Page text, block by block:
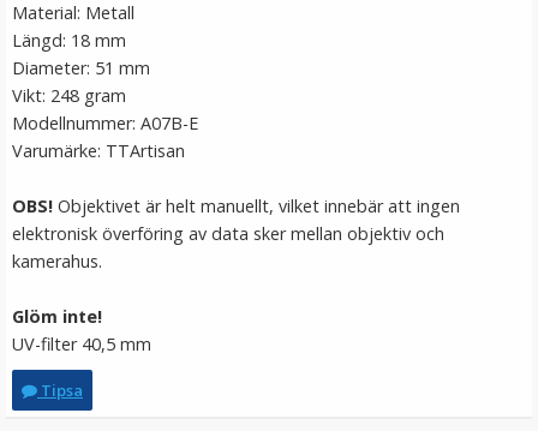
JJC Mjuk avtryckarknapp konkav Soft release button -
Material: Metall
Längd: 18 mm
Diameter: 51 mm
Vikt: 248 gram
Modellnummer: A07B-E
Varumärke: TTArtisan
OBS! Objektivet är helt manuellt, vilket innebär att ingen
elektronisk överföring av data sker mellan objektiv och
kamerahus.
Glöm inte!
UV-filter 40,5 mm
Tipsa